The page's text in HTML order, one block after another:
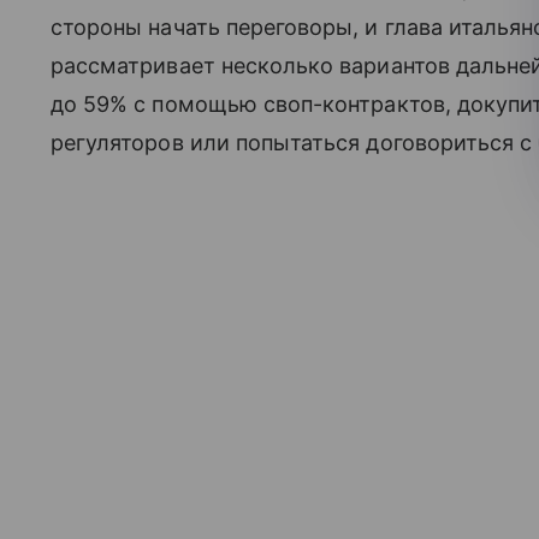
стороны начать переговоры, и глава
рассматривает несколько вариантов
до 59% с помощью своп-контрактов,
регуляторов или попытаться договориться